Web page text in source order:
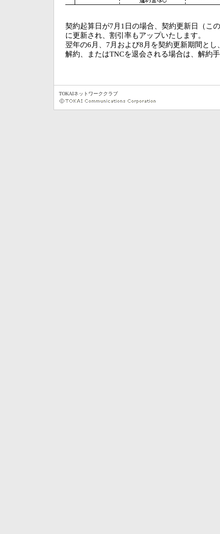
契約起算日が7月1日の場合、契約更新日（こ
に更新され、割引率もアップいたします。
翌年の6月、7月および8月を契約更新期間と
解約、またはTNCを退会される場合は、解約
TOKAIネットワーククラブ